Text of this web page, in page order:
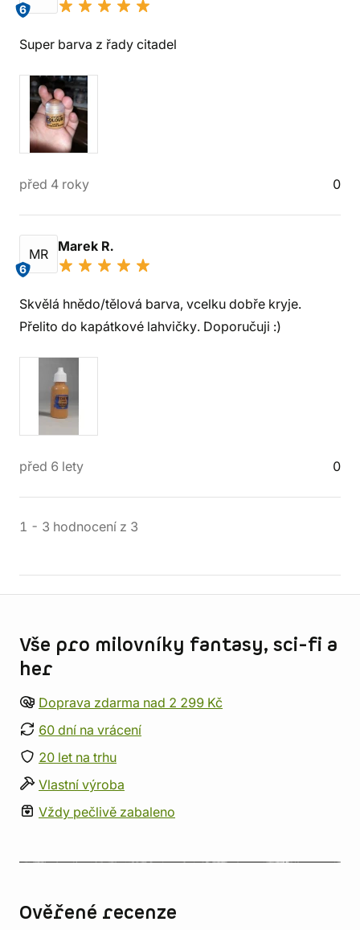
6
Super barva z řady citadel
před 4 roky 0
MR
6
Marek R.
Skvělá hnědo/tělová barva, vcelku dobře kryje.
Přelito do kapátkové lahvičky. Doporučuji :)
před 6 lety 0
1 - 3 hodnocení z 3
Vše pro milovníky fantasy, sci-fi a
her
Doprava zdarma nad 2 299 Kč
60 dní na vrácení
20 let na trhu
Vlastní výroba
Vždy pečlivě zabaleno
Ověřené recenze